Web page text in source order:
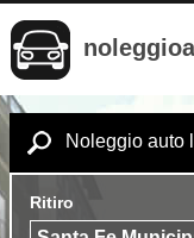
Noleggio auto
Ritiro